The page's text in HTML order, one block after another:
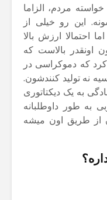
مردم، الزاما
این رو خیلی از
احتمالا ارزش بالا
اونقدر بالاست که
که دموکراسی در
نه تولید کنندشون.
به یک دیکتاتوری
به طور داوطلبانه
از طریق اون میشه